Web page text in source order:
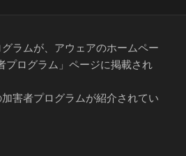
ラムが、アウェアのホームペー
プログラム」ページに掲載され
害者プログラムが紹介されてい